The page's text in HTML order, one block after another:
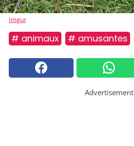
Imgur
# animaux # amusantes
Advertisement